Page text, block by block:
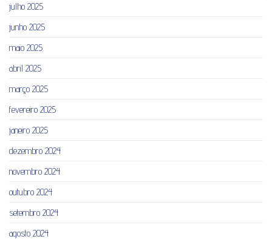
julho 2025
junho 2025
maio 2025
abril 2025
março 2025
fevereiro 2025
janeiro 2025
dezembro 2024
novembro 2024
outubro 2024
setembro 2024
agosto 2024